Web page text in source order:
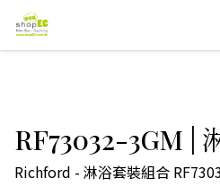
RF73032-3GM |
Richford - 淋浴套裝組合